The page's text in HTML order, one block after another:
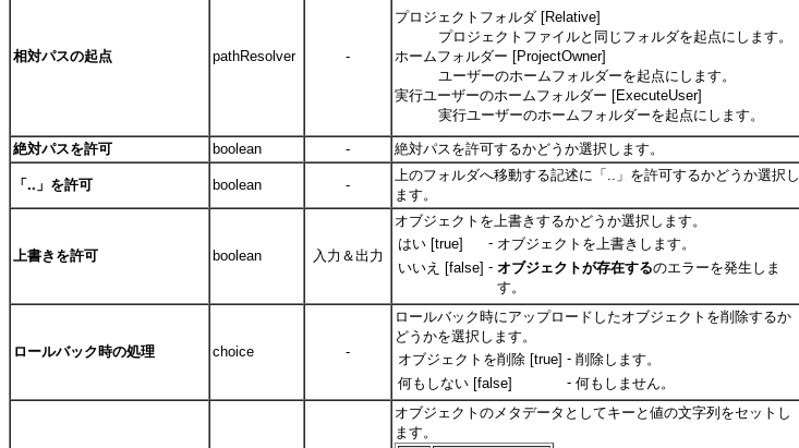
相対パスの起点 pathResolver -
プロジェクトフォルダ [Relative]
プロジェクトファイルと同じフォルダを起点にします。
ホームフォルダー [ProjectOwner]
ユーザーのホームフォルダーを起点にします。
実行ユーザーのホームフォルダー [ExecuteUser]
実行ユーザーのホームフォルダーを起点にします。
絶対パスを許可 boolean - 絶対パスを許可するかどうか選択します。
「..」を許可 boolean -
上のフォルダへ移動する記述に「..」を許可するかどうか選択し
ます。
上書きを許可 boolean 入力＆出力
オブジェクトを上書きするかどうか選択します。
はい [true]
- オブジェクトを上書きします。
いいえ [false] - オブジェクトが存在するのエラーを発生しま
す。
ロールバック時の処理 choice -
ロールバック時にアップロードしたオブジェクトを削除するか
どうかを選択します。
オブジェクトを削除 [true] - 削除します。
何もしない [false]
- 何もしません。
オブジェクトのメタデータとしてキーと値の文字列をセットし
ます。